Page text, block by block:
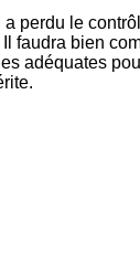
perdu le
Il faudra bien
adéquates